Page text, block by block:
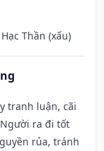
Thần (xấu)
tranh luận, cãi
ra đi tốt
rủa, tránh